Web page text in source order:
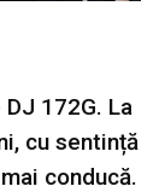
172G. La
cu sentință
conducă.